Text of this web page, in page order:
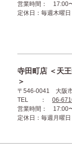
営業時間： 17:00
​定休日：毎週木曜日
寺田町店 ＜天
＞
〒546-0041 大阪
TEL ： 06-
営業時間： 17:00
​定休日：毎週月曜日